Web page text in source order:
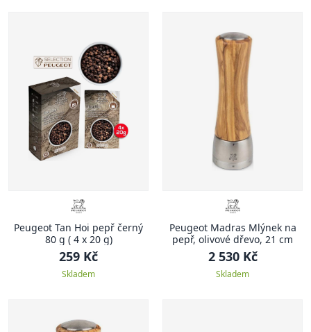
Peugeot Tan Hoi pepř černý
80 g ( 4 x 20 g)
259 Kč
Skladem
Peugeot Madras Mlýnek na
pepř, olivové dřevo, 21 cm
2 530 Kč
Skladem